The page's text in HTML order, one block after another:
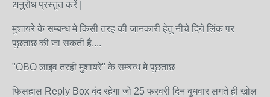
अनुरोध प्रस्तुत करें |
मुशायरे के सम्बन्ध मे किसी तरह की जानकारी हेतु नीचे दिये लिंक पर
पूछताछ की जा सकती है....
"OBO लाइव तरही मुशायरे" के सम्बन्ध मे पूछताछ
फिलहाल Reply Box बंद रहेगा जो 25 फरवरी दिन बुधवार लगते ही खोल